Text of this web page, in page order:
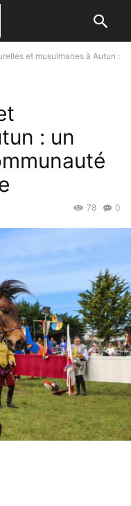
et musulmanes à Autun :
: un
0
78